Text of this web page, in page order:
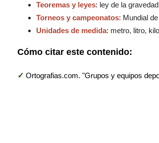
Teoremas y leyes: ley de la
Torneos y campeonatos: Mundial
Unidades de medida: metro, litro,
Cómo citar este contenido:
✓ Ortografias.com. "Grupos y equipos